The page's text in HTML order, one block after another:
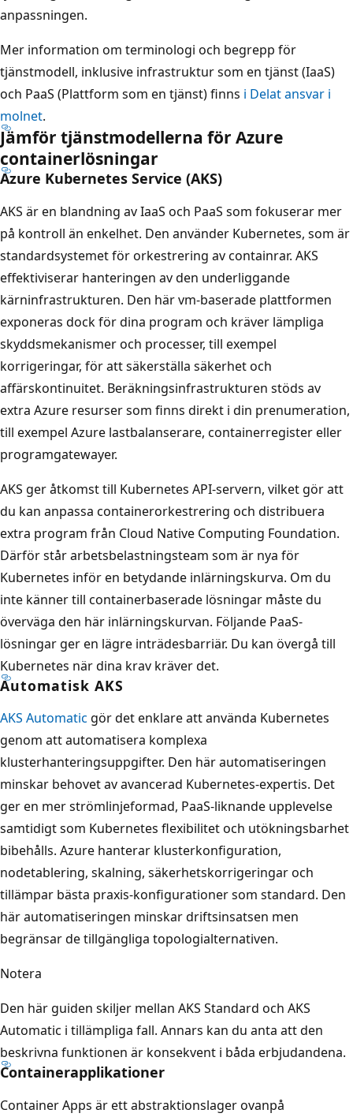
anpassningen.
Mer information om terminologi och begrepp för
tjänstmodell, inklusive infrastruktur som en tjänst (IaaS)
och PaaS (Plattform som en tjänst) finns i Delat ansvar i
molnet.
Jämför tjänstmodellerna för Azure
containerlösningar
Azure Kubernetes Service (AKS)
AKS är en blandning av IaaS och PaaS som fokuserar mer
på kontroll än enkelhet. Den använder Kubernetes, som är
standardsystemet för orkestrering av containrar. AKS
effektiviserar hanteringen av den underliggande
kärninfrastrukturen. Den här vm-baserade plattformen
exponeras dock för dina program och kräver lämpliga
skyddsmekanismer och processer, till exempel
korrigeringar, för att säkerställa säkerhet och
affärskontinuitet. Beräkningsinfrastrukturen stöds av
extra Azure resurser som finns direkt i din prenumeration,
till exempel Azure lastbalanserare, containerregister eller
programgatewayer.
AKS ger åtkomst till Kubernetes API-servern, vilket gör att
du kan anpassa containerorkestrering och distribuera
extra program från Cloud Native Computing Foundation.
Därför står arbetsbelastningsteam som är nya för
Kubernetes inför en betydande inlärningskurva. Om du
inte känner till containerbaserade lösningar måste du
överväga den här inlärningskurvan. Följande PaaS-
lösningar ger en lägre inträdesbarriär. Du kan övergå till
Kubernetes när dina krav kräver det.
Automatisk AKS
AKS Automatic gör det enklare att använda Kubernetes
genom att automatisera komplexa
klusterhanteringsuppgifter. Den här automatiseringen
minskar behovet av avancerad Kubernetes-expertis. Det
ger en mer strömlinjeformad, PaaS-liknande upplevelse
samtidigt som Kubernetes flexibilitet och utökningsbarhet
bibehålls. Azure hanterar klusterkonfiguration,
nodetablering, skalning, säkerhetskorrigeringar och
tillämpar bästa praxis-konfigurationer som standard. Den
här automatiseringen minskar driftsinsatsen men
begränsar de tillgängliga topologialternativen.
Notera
Den här guiden skiljer mellan AKS Standard och AKS
Automatic i tillämpliga fall. Annars kan du anta att den
beskrivna funktionen är konsekvent i båda erbjudandena.
Containerapplikationer
Container Apps är ett abstraktionslager ovanpå